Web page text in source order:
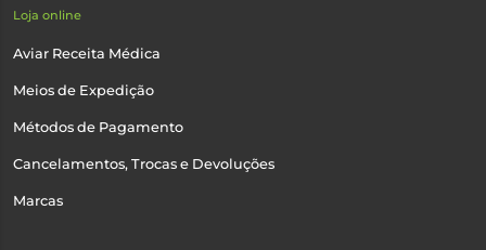
Loja online
Aviar Receita Médica
Meios de Expedição
Métodos de Pagamento
Cancelamentos, Trocas e Devoluções
Marcas